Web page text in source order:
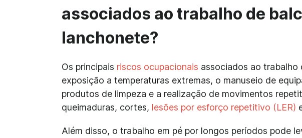
associados ao trabalho de
lanchonete?
Os principais riscos ocupacionais associados ao trabalho
exposição a temperaturas extremas, o manuseio de
produtos de limpeza e a realização de movimentos
queimaduras, cortes, lesões por esforço repetitivo (LER)
Além disso, o trabalho em pé por longos períodos pode